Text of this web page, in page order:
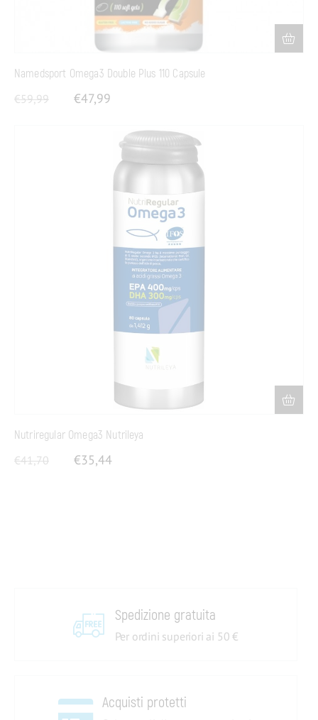
Namedsport Omega3 Double Plus 110 Capsule
€59,99 €47,99
Nutriregular Omega3 Nutrileya
€41,70 €35,44
Spedizione gratuita
Per ordini superiori ai 50 €
Acquisti protetti